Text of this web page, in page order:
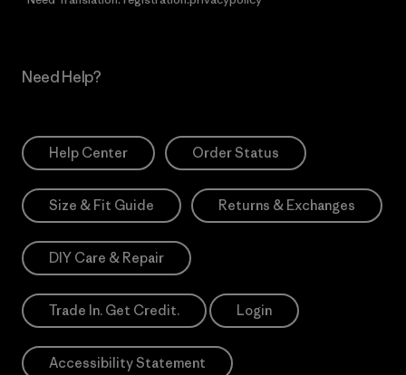
Need Help?
Help Center Order Status
Size & Fit Guide Returns & Exchanges
DIY Care & Repair
Trade In. Get Credit. Login
Accessibility Statement